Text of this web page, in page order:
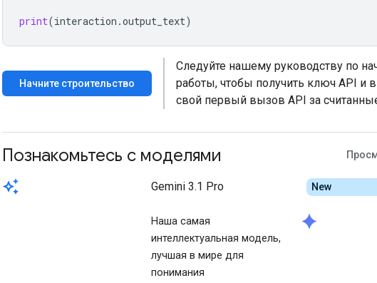
print(interaction .output_text)
Начните строительство
Следуйте нашему руководству по
работы, чтобы получить ключ API и
свой первый вызов API за
Познакомьтесь с моделями
auto_awesome Gemini 3.1 Pro New
Наша самая
интеллектуальная модель,
лучшая в мире для
понимания
spark